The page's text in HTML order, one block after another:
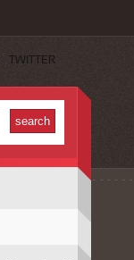
TWITTER